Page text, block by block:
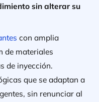
sin alterar su
con amplia
de materiales
de inyección.
que se adaptan a
sin renunciar al